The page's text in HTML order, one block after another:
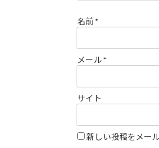
名前*
メール*
サイト
新しい投稿をメー